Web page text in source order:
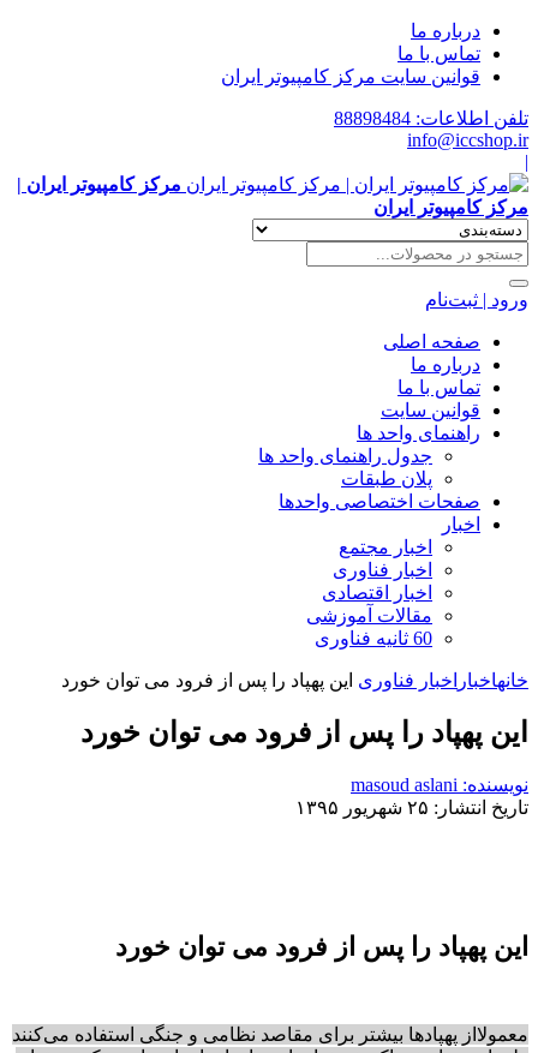
درباره ما
تماس با ما
قوانین سایت مرکز کامپیوتر ایران
تلفن اطلاعات: 88898484
info@iccshop.ir
|
مرکز کامپیوتر ایران |
مرکز کامپیوتر ایران
ورود | ثبت‌نام
صفحه اصلی
درباره ما
تماس با ما
قوانین سایت
راهنمای واحد ها
جدول راهنمای واحد ها
پلان طبقات
صفحات اختصاصی واحدها
اخبار
اخبار مجتمع
اخبار فناوری
اخبار اقتصادی
مقالات آموزشی
60 ثانیه فناوری
خانهاخبار اخبار فناوری این پهپاد را پس از فرود می توان خورد
این پهپاد را پس از فرود می توان خورد
نویسنده: masoud aslani
تاریخ انتشار: ۲۵ شهریور ۱۳۹۵
این پهپاد را پس از فرود می توان خورد
معمولااز پهپادها بیشتر برای مقاصد نظامی و جنگی استفاده می‌کنند